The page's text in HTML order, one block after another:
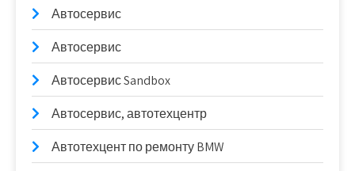
Автосервис
Автосервис
Автосервис Sandbox
Автосервис, автотехцентр
Автотехцент по ремонту BMW